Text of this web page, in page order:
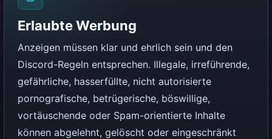
Erlaubte Werbung
Anzeigen müssen klar und ehrlich sein und den
Discord-Regeln entsprechen. Illegale, irreführende,
gefährliche, hasserfüllte, nicht autorisierte
pornografische, betrügerische, böswillige,
vortäuschende oder Spam-orientierte Inhalte
können abgelehnt, gelöscht oder eingeschränkt